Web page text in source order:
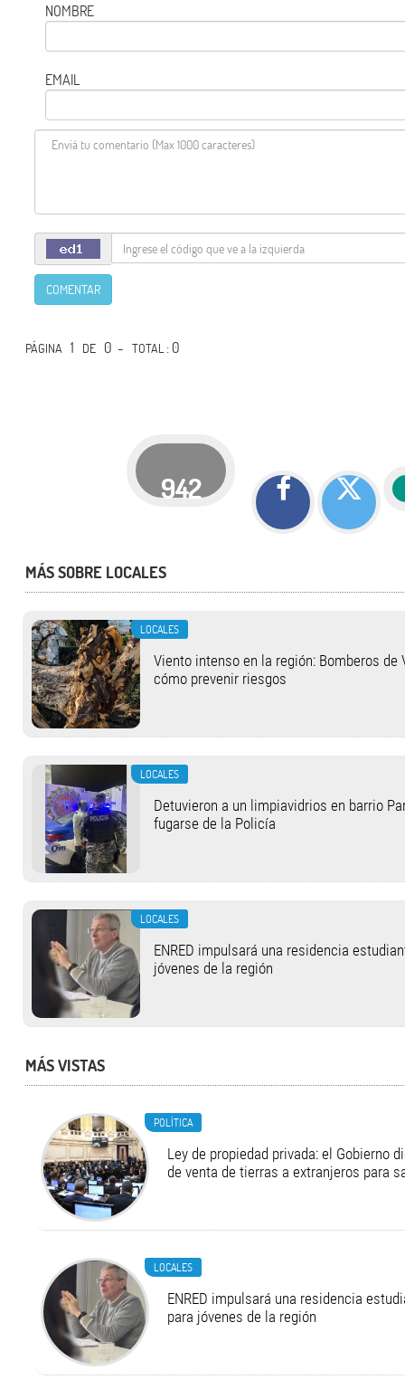
NOMBRE
EMAIL
COMENTAR
PÁGINA 1 DE 0 -TOTAL: 0
942
MÁS SOBRE LOCALES
LOCALES
Viento intenso en la región: Bomberos
cómo prevenir riesgos
LOCALES
Detuvieron a un limpiavidrios en barrio
fugarse de la Policía
LOCALES
ENRED impulsará una residencia
jóvenes de la región
MÁS VISTAS
POLÍTICA
Ley de propiedad privada: el Gobierno
de venta de tierras a extranjeros para
LOCALES
ENRED impulsará una residencia
para jóvenes de la región